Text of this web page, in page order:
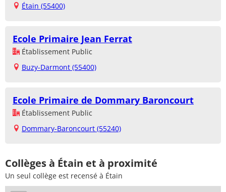
Étain (55400)
Ecole Primaire Jean Ferrat
Établissement Public
Buzy-Darmont (55400)
Ecole Primaire de Dommary Baroncourt
Établissement Public
Dommary-Baroncourt (55240)
Collèges à Étain et à proximité
Un seul collège est recensé à Étain